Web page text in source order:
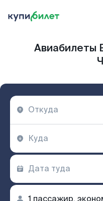
Авиабилеты